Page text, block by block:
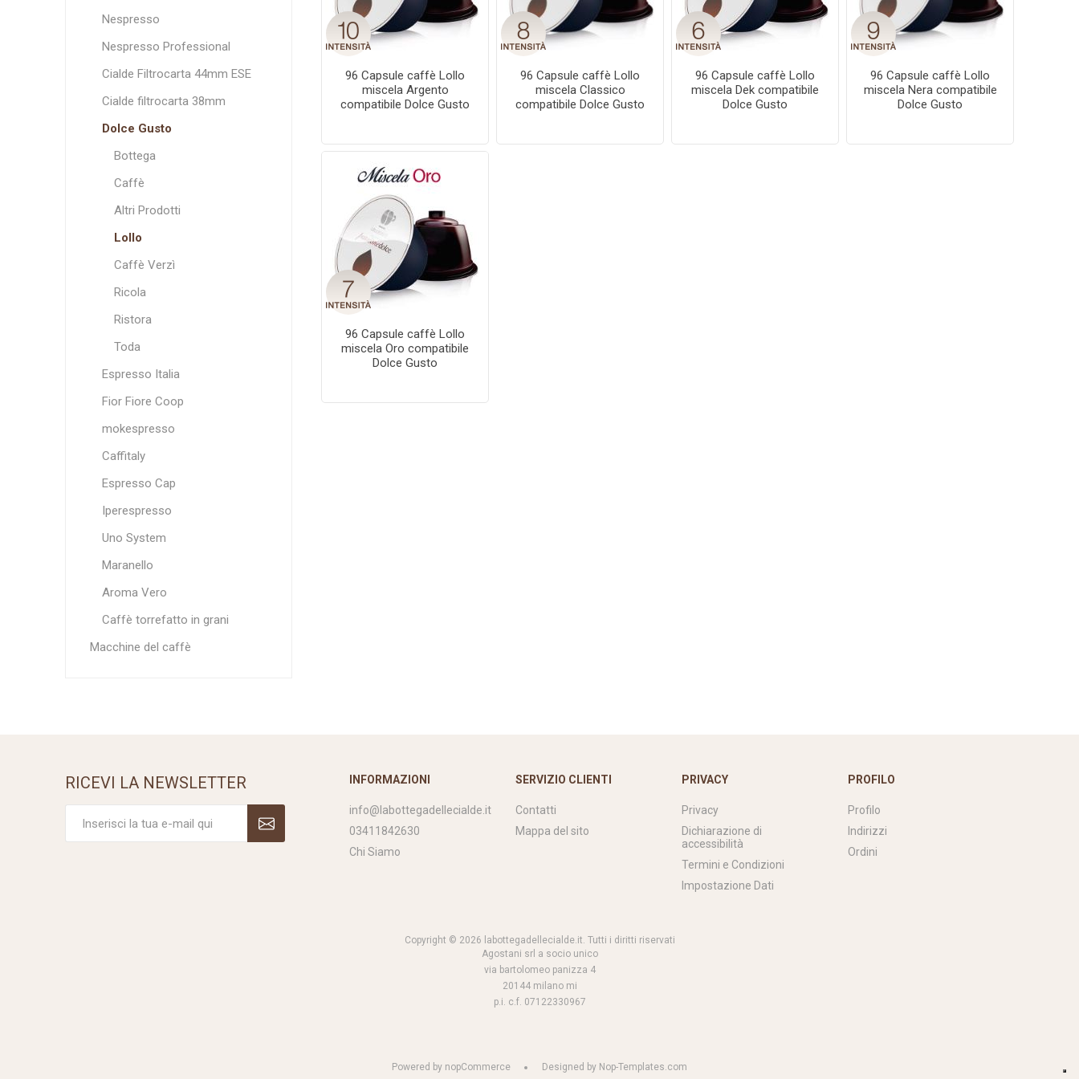
Aroma Vero Illy Kimbo
Nescafe Dolce
Gusto
mokespresso Caffitaly Espresso Cap Iperespresso Uno System Maranello
96 Capsule caffè Lollo
miscela Argento
compatibile Dolce Gusto
96 Capsule caffè Lollo
miscela Classico
compatibile Dolce Gusto
96 Capsule caffè Lollo
miscela Dek compatibile
Dolce Gusto
96 Capsule caffè Lollo
miscela Nera compatibile
Dolce Gusto
96 Capsule caffè Lollo
miscela Oro compatibile
Dolce Gusto
Nespresso
Nespresso Professional
Cialde Filtrocarta 44mm ESE
Cialde filtrocarta 38mm
Dolce Gusto
Bottega
Caffè
Altri Prodotti
Lollo
Caffè Verzì
Ricola
Ristora
Toda
Espresso Italia
Fior Fiore Coop
mokespresso
Caffitaly
Espresso Cap
Iperespresso
Uno System
Maranello
Aroma Vero
Caffè torrefatto in grani
Macchine del caffè
RICEVI LA NEWSLETTER INFORMAZIONI
info@labottegadellecialde.it
03411842630
Chi Siamo
SERVIZIO CLIENTI
Contatti
Mappa del sito
PRIVACY
Privacy
Dichiarazione di
accessibilità
Termini e Condizioni
Impostazione Dati
PROFILO
Profilo
Indirizzi
Ordini
Copyright © 2026 labottegadellecialde.it. Tutti i diritti riservati
Agostani srl a socio unico
via bartolomeo panizza 4
20144 milano mi
p.i. c.f. 07122330967
Powered by nopCommerce Designed by Nop-Templates.com